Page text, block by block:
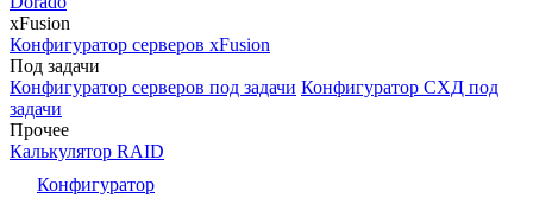
xFusion
Конфигуратор серверов xFusion
Под задачи
Конфигуратор серверов под задачи Конфигуратор СХД под
задачи
Прочее
Калькулятор RAID
Конфигуратор